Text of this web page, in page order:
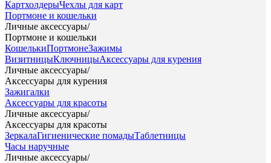
КартхолдерыЧехлы для карт
Портмоне и кошельки
Личные аксессуары/
Портмоне и кошельки
КошелькиПортмонеЗажимы
ВизитницыКлючницыАксессуары для курения
Личные аксессуары/
Аксессуары для курения
Зажигалки
Аксессуары для красоты
Личные аксессуары/
Аксессуары для красоты
ЗеркалаГигиенические помадыТаблетницы
Часы наручные
Личные аксессуары/